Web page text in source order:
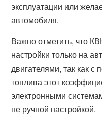
эксплуатации или
автомобиля.
Важно отметить, что
настройки только на
двигателями, так как
топлива этот
электронными
не ручной настройкой.